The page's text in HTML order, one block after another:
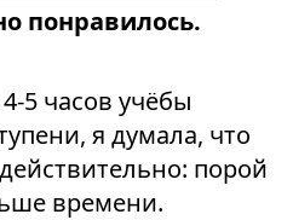
понравилось.
5 часов учёбы
я думала, что
порой
времени.